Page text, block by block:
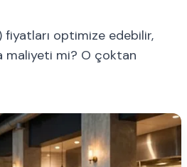
fiyatları optimize edebilir,
maliyeti mi? O çoktan